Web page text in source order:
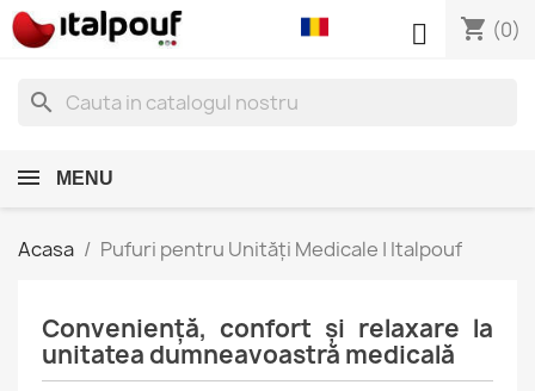
shopping_cart (0)

search
MENU
Acasa Pufuri pentru Unități Medicale | Italpouf
Conveniență, confort și relaxare la
unitatea dumneavoastră medicală